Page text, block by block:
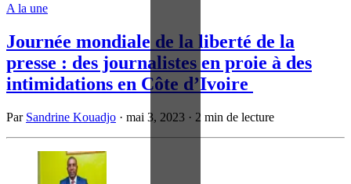
A la une
Journée mondiale de la liberté de la
presse : des journalistes en proie à des
intimidations en Côte d’Ivoire
Par Sandrine Kouadjo · mai 3, 2023 · 2 min de lecture